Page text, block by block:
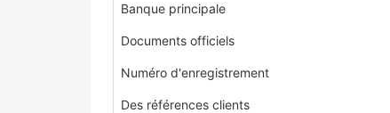
Banque principale
Documents officiels
Numéro d'enregistrement
Des références clients